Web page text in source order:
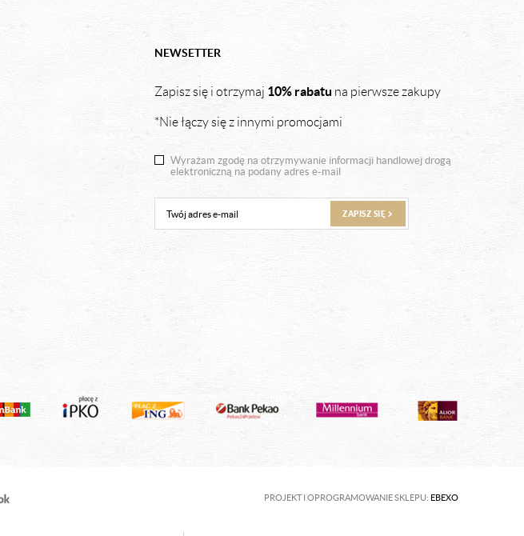
NEWSETTER
Zapisz się i otrzymaj 10% rabatu na pierwsze zakupy
*Nie łączy się z innymi promocjami
Wyrażam zgodę na otrzymywanie informacji handlowej drogą
elektroniczną na podany adres e-mail
ZAPISZ SIĘ
PROJEKT I OPROGRAMOWANIE SKLEPU: EBEXO